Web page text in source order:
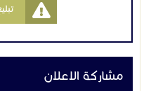
مشاركة الاعلان